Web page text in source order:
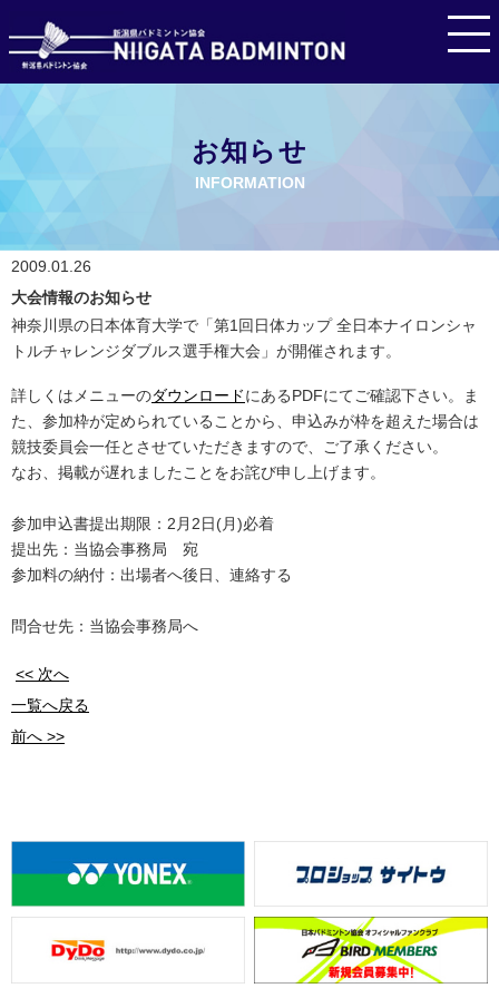
お知らせ
INFORMATION
2009.01.26
大会情報のお知らせ
神奈川県の日本体育大学で「第1回日体カップ 全日本ナイロンシャ
トルチャレンジダブルス選手権大会」が開催されます。
詳しくはメニューのダウンロードにあるPDFにてご確認下さい。ま
た、参加枠が定められていることから、申込みが枠を超えた場合は
競技委員会一任とさせていただきますので、ご了承ください。
なお、掲載が遅れましたことをお詫び申し上げます。
参加申込書提出期限：2月2日(月)必着
提出先：当協会事務局 宛
参加料の納付：出場者へ後日、連絡する
問合せ先：当協会事務局へ
<< 次へ
一覧へ戻る
前へ >>